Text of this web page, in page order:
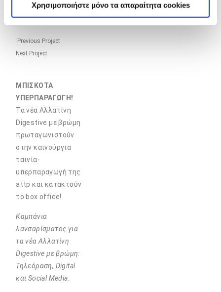
Χρησιμοποιήστε μόνο τα απαραίτητα cookies
Previous Project
Next Project
ΜΠΙΣΚΟΤΑ
ΥΠΕΡΠΑΡΑΓΩΓΗ!
Τα νέα Αλλατίνη
Digestive με βρώμη
πρωταγωνιστούν
στην καινούργια
ταινία-
υπερπαραγωγή της
attp και κατακτούν
το box office!
Καμπάνια
λανσαρίσματος για
τα νέα Αλλατίνη
Digestive με βρώμη:
Τηλεόραση, Digital
και Social Media.